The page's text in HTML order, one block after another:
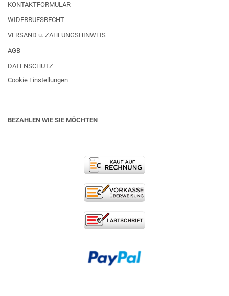
KONTAKTFORMULAR
WIDERRUFSRECHT
VERSAND u. ZAHLUNGSHINWEIS
AGB
DATENSCHUTZ
Cookie Einstellungen
BEZAHLEN WIE SIE MÖCHTEN